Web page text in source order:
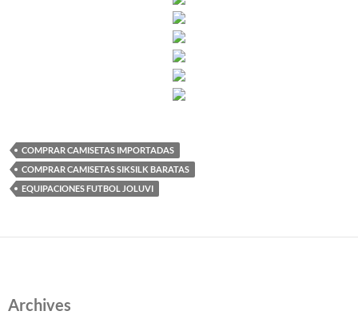
COMPRAR CAMISETAS IMPORTADAS
COMPRAR CAMISETAS SIKSILK BARATAS
EQUIPACIONES FUTBOL JOLUVI
Archives